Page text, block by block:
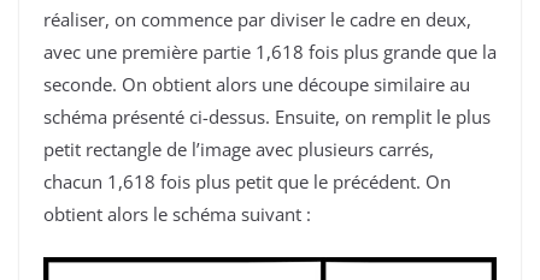
réaliser, on commence par diviser le cadre en deux,
avec une première partie 1,618 fois plus grande que la
seconde. On obtient alors une découpe similaire au
schéma présenté ci-dessus. Ensuite, on remplit le plus
petit rectangle de l’image avec plusieurs carrés,
chacun 1,618 fois plus petit que le précédent. On
obtient alors le schéma suivant :